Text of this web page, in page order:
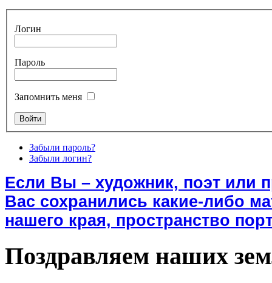
Логин
Пароль
Запомнить меня
Забыли пароль?
Забыли логин?
Если Вы – художник, поэт или
Вас сохранились какие-либо
нашего края, пространство
Поздравляем наших